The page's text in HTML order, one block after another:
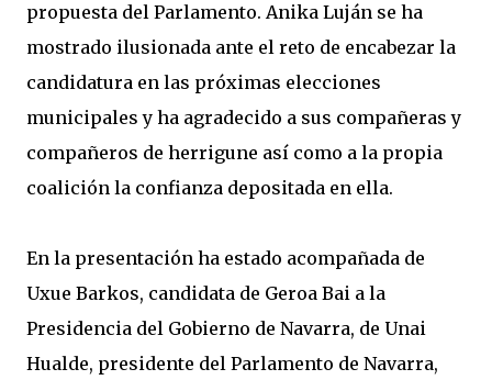
propuesta del Parlamento. Anika Luján se ha
mostrado ilusionada ante el reto de encabezar la
candidatura en las próximas elecciones
municipales y ha agradecido a sus compañeras y
compañeros de herrigune así como a la propia
coalición la confianza depositada en ella.
En la presentación ha estado acompañada de
Uxue Barkos, candidata de Geroa Bai a la
Presidencia del Gobierno de Navarra, de Unai
Hualde, presidente del Parlamento de Navarra,